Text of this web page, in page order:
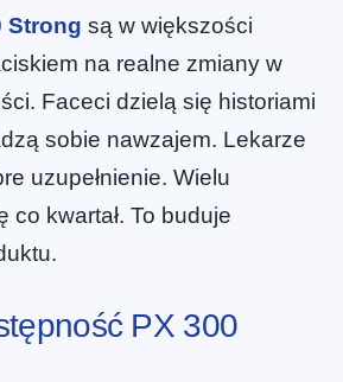
Strong są w większości
na realne zmiany w
Faceci dzielą się historiami
sobie nawzajem. Lekarze
uzupełnienie. Wielu
co kwartał. To buduje
PX 300